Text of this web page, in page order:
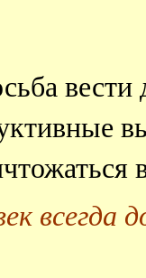
вести
всегда